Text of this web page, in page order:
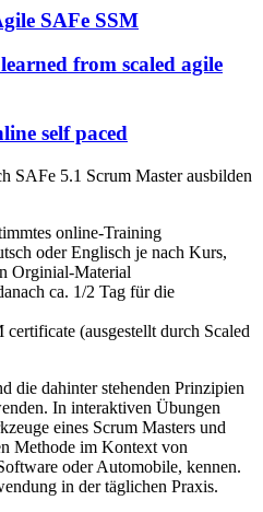
SAFe SSM
from scaled agile
self paced
SAFe 5.1 Scrum Master ausbilden
online-Training
oder Englisch je nach Kurs,
Orginial-Material
ca. 1/2 Tag für die
(ausgestellt durch Scaled
die dahinter stehenden Prinzipien
In interaktiven Übungen
eines Scrum Masters und
Methode im Kontext von
oder Automobile, kennen.
in der täglichen Praxis.